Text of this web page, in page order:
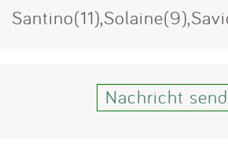
Anmelden
Nachricht